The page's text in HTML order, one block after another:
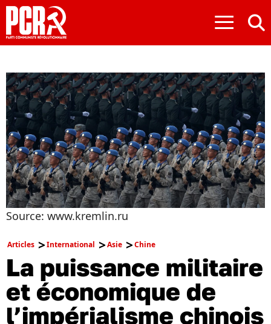
≡
Source: www.kremlin.ru
Articles International Asie Chine
La puissance militaire
et économique de
l’impérialisme chinois